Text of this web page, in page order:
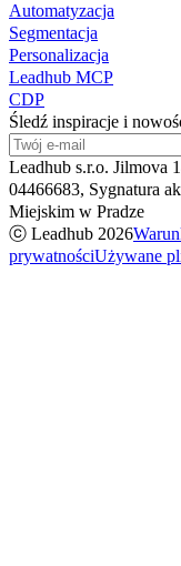
Automatyzacja
Segmentacja
Personalizacja
Leadhub MCP
CDP
Śledź inspiracje i
Leadhub s.r.o. Jilmova
04466683, Sygnatura
Miejskim w Pradze
ⓒ Leadhub 2026
prywatnościUżywane